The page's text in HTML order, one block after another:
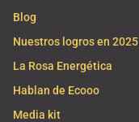
Blog
Nuestros logros en 2025
La Rosa Energética
Hablan de Ecooo
Media kit